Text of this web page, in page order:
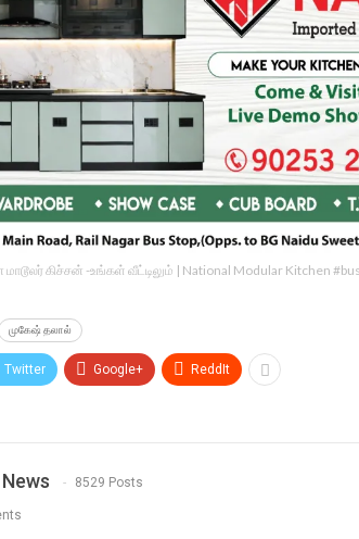
மாடூலர் கிச்சன் -உங்கள் வீட்டிலும் | National Modular Kitchen
முகேஷ் தலால்
Twitter Google+ ReddIt
8529 Posts